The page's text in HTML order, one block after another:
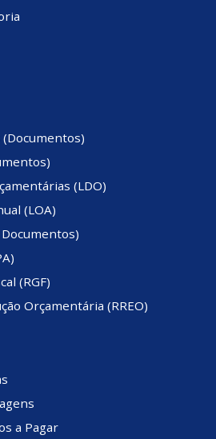
(LDO)
(LOA)
(RGF)
Orçamentária (RREO)
a Pagar